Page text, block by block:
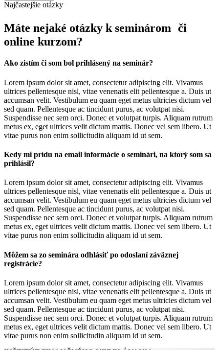
Najčastejšie otázky
Máte nejaké otázky k seminárom či
online kurzom?
Ako zistím či som bol prihlásený na seminár?
Lorem ipsum dolor sit amet, consectetur adipiscing elit. Vivamus
ultrices pellentesque nisl, vitae venenatis elit pellentesque a. Duis ut
accumsan velit. Vestibulum eu quam eget metus ultricies dictum vel
sed quam. Pellentesque ac tincidunt purus, ac volutpat nisi.
Suspendisse nec sem orci. Donec et volutpat turpis. Aliquam rutrum
metus ex, eget ultrices velit dictum mattis. Donec vel sem libero. Ut
vitae purus non enim sollicitudin aliquam id ut sem.
Kedy mi prídu na email informácie o seminári, na ktorý som sa
prihlásil?
Lorem ipsum dolor sit amet, consectetur adipiscing elit. Vivamus
ultrices pellentesque nisl, vitae venenatis elit pellentesque a. Duis ut
accumsan velit. Vestibulum eu quam eget metus ultricies dictum vel
sed quam. Pellentesque ac tincidunt purus, ac volutpat nisi.
Suspendisse nec sem orci. Donec et volutpat turpis. Aliquam rutrum
metus ex, eget ultrices velit dictum mattis. Donec vel sem libero. Ut
vitae purus non enim sollicitudin aliquam id ut sem.
Môžem sa zo seminára odhlásiť po odoslaní záväznej
registrácie?
Lorem ipsum dolor sit amet, consectetur adipiscing elit. Vivamus
ultrices pellentesque nisl, vitae venenatis elit pellentesque a. Duis ut
accumsan velit. Vestibulum eu quam eget metus ultricies dictum vel
sed quam. Pellentesque ac tincidunt purus, ac volutpat nisi.
Suspendisse nec sem orci. Donec et volutpat turpis. Aliquam rutrum
metus ex, eget ultrices velit dictum mattis. Donec vel sem libero. Ut
vitae purus non enim sollicitudin aliquam id ut sem.